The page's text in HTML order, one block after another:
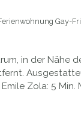
Gay-
in der Nähe
Zola: 5